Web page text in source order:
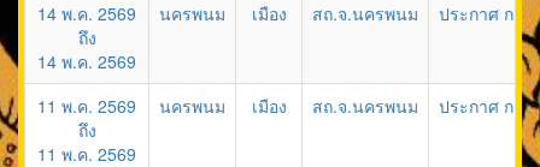
14 พ.ค. 2569
ถึง
14 พ.ค. 2569
นครพนม เมือง สถ.จ.นครพนม ประกาศ ก.ท
11 พ.ค. 2569
ถึง
11 พ.ค. 2569
นครพนม เมือง สถ.จ.นครพนม ประกาศ ก.อ